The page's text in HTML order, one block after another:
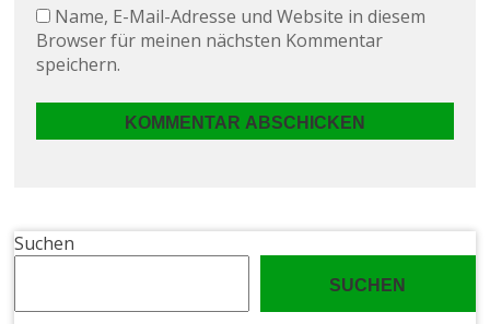
Name, E-Mail-Adresse und Website in diesem
Browser für meinen nächsten Kommentar
speichern.
Suchen
SUCHEN